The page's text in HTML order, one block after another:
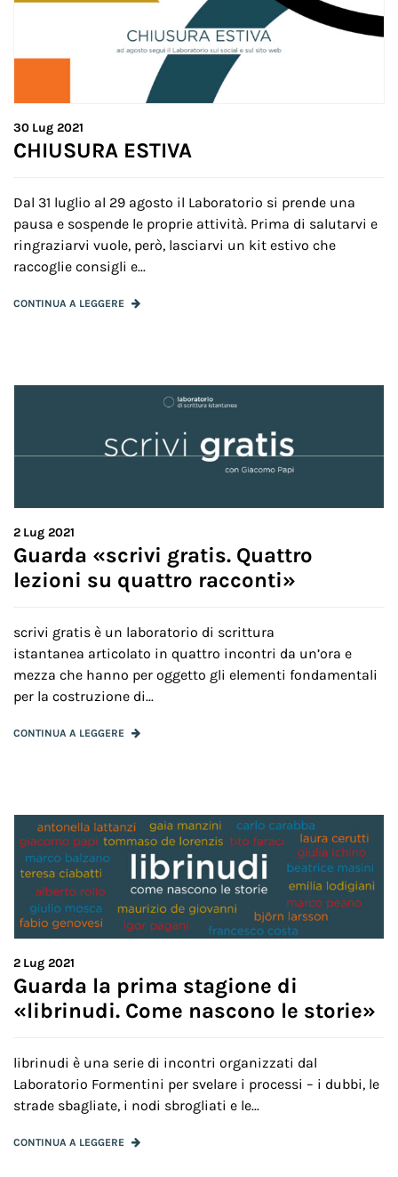
30 Lug 2021
CHIUSURA ESTIVA
Dal 31 luglio al 29 agosto il Laboratorio si prende una
pausa e sospende le proprie attività. Prima di salutarvi e
ringraziarvi vuole, però, lasciarvi un kit estivo che
raccoglie consigli e...
CONTINUA A LEGGERE
2 Lug 2021
Guarda «scrivi gratis. Quattro
lezioni su quattro racconti»
scrivi gratis è un laboratorio di scrittura
istantanea articolato in quattro incontri da un’ora e
mezza che hanno per oggetto gli elementi fondamentali
per la costruzione di...
CONTINUA A LEGGERE
2 Lug 2021
Guarda la prima stagione di
«librinudi. Come nascono le storie»
librinudi è una serie di incontri organizzati dal
Laboratorio Formentini per svelare i processi – i dubbi, le
strade sbagliate, i nodi sbrogliati e le...
CONTINUA A LEGGERE